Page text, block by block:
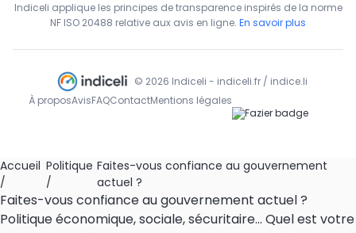
Indiceli applique les principes de transparence inspirés de la norme
NF ISO 20488 relative aux avis en ligne. En savoir plus
© 2026 Indiceli - indiceli.fr / indice.li
À proposAvisFAQContactMentions légales
Accueil
/
Politique
/
Faites-vous confiance au gouvernement
actuel ?
Faites-vous confiance au gouvernement actuel ?
Politique économique, sociale, sécuritaire... Quel est votre